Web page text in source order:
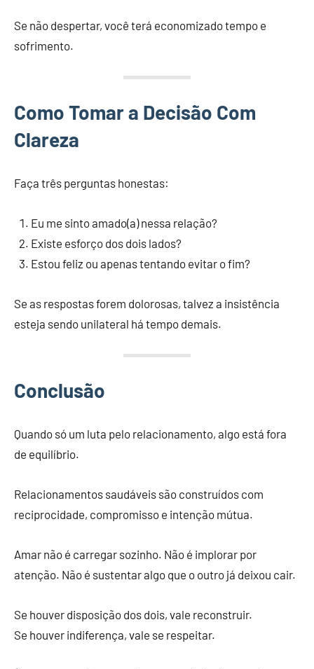
Se não despertar, você terá economizado tempo e
sofrimento.
Como Tomar a Decisão Com
Clareza
Faça três perguntas honestas:
Eu me sinto amado(a) nessa relação?
Existe esforço dos dois lados?
Estou feliz ou apenas tentando evitar o fim?
Se as respostas forem dolorosas, talvez a insistência
esteja sendo unilateral há tempo demais.
Conclusão
Quando só um luta pelo relacionamento, algo está fora
de equilíbrio.
Relacionamentos saudáveis são construídos com
reciprocidade, compromisso e intenção mútua.
Amar não é carregar sozinho. Não é implorar por
atenção. Não é sustentar algo que o outro já deixou cair.
Se houver disposição dos dois, vale reconstruir.
Se houver indiferença, vale se respeitar.